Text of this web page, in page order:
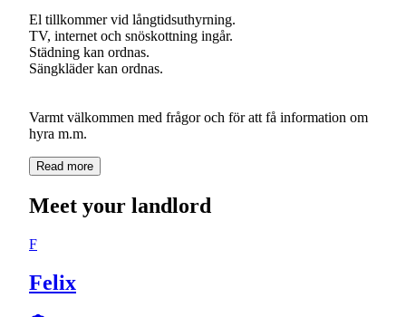
El tillkommer vid långtidsuthyrning.
TV, internet och snöskottning ingår.
Städning kan ordnas.
Sängkläder kan ordnas.
Varmt välkommen med frågor och för att få information om
hyra m.m.
Read more
Meet your landlord
F
Felix